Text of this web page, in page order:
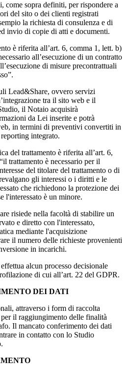
come sopra definiti, per rispondere a
del sito o dei clienti registrati
la richiesta di consulenza e di
invio di copie di atti e documenti.
è riferita all’art. 6, comma 1, lett. b)
all’esecuzione di un contratto
di misure precontrattuali
Lead&Share, ovvero servizi
tra il sito web e il
il Notaio acquisirà
da Lei inserite e potrà
in termini di preventivi convertiti in
integrato.
del trattamento è riferita all’art. 6,
trattamento è necessario per il
del titolare del trattamento o di
gli interessi o i diritti e le
che richiedono la protezione dei
l'interessato è un minore.
risiede nella facoltà di stabilire un
e diretto con l'interessato,
mediante l'acquisizione
il numero delle richieste provenienti
in incarichi.
alcun processo decisionale
di cui all’art. 22 del GDPR.
DEI DATI
attraverso i form di raccolta
il raggiungimento delle finalità
Il mancato conferimento dei dati
in contatto con lo Studio